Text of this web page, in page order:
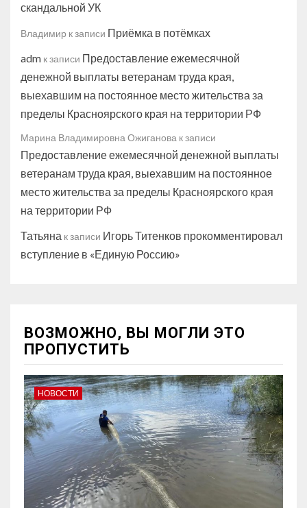
скандальной УК
Владимир к записи Приёмка в потёмках
adm к записи Предоставление ежемесячной
денежной выплаты ветеранам труда края,
выехавшим на постоянное место жительства за
пределы Красноярского края на территории РФ
Марина Владимировна Ожиганова к записи
Предоставление ежемесячной денежной выплаты
ветеранам труда края, выехавшим на постоянное
место жительства за пределы Красноярского края
на территории РФ
Татьяна к записи Игорь Титенков прокомментировал
вступление в «Единую Россию»
ВОЗМОЖНО, ВЫ МОГЛИ ЭТО
ПРОПУСТИТЬ
НОВОСТИ